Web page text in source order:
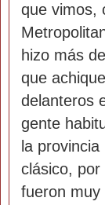
que vimos,
hizo más
que
delanteros
gente
la
clásico,
fueron muy